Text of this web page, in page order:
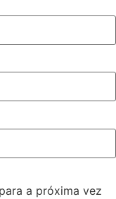
a próxima vez